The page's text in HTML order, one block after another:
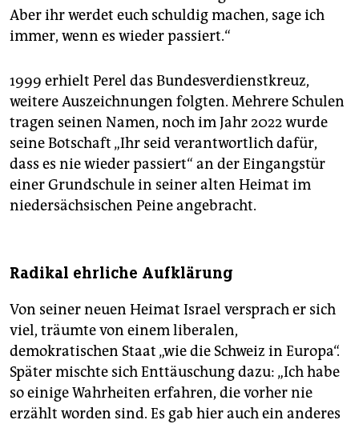
Aber ihr werdet euch schuldig machen, sage ich
immer, wenn es wieder passiert.“
1999 erhielt Perel das Bundesverdienstkreuz,
weitere Auszeichnungen folgten. Mehrere Schulen
tragen seinen Namen, noch im Jahr 2022 wurde
seine Botschaft „Ihr seid verantwortlich dafür,
dass es nie wieder passiert“ an der Eingangstür
einer Grundschule in seiner alten Heimat im
niedersächsischen Peine angebracht.
Radikal ehrliche Aufklärung
Von seiner neuen Heimat Israel versprach er sich
viel, träumte von einem liberalen,
demokratischen Staat „wie die Schweiz in Europa“.
Später mischte sich Enttäuschung dazu: „Ich habe
so einige Wahrheiten erfahren, die vorher nie
erzählt worden sind. Es gab hier auch ein anderes